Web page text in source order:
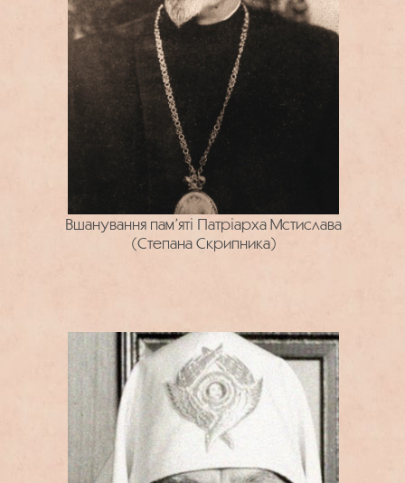
Вшанування пам’яті Патріарха Мстислава
(Степана Скрипника)